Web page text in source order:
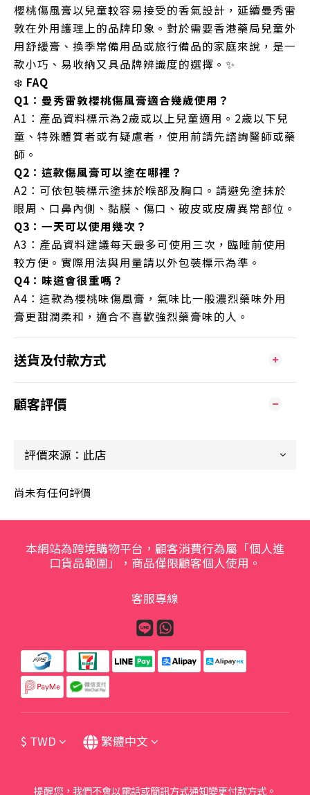
櫻桃傷風膏以兒童較容易接受的香氣設計，延續曼秀雷
敦在外用護理上的品牌印象。對於需要香港藥局兒童外
用舒緩膏、換季常備用品或旅行備品的家庭來說，是一
款小巧、易收納又具品牌辨識度的選擇。✨
❄️ FAQ
Q1：曼秀雷敦櫻桃傷風膏適合幾歲使用？
A1：產品資料標示為2歲或以上兒童適用。2歲以下兒
童、特殊體質者或有疑慮者，使用前請先諮詢醫師或藥
師。
Q2：這款傷風膏可以塗在哪裡？
A2：可依包裝標示塗抹於喉部及胸口。請避免塗抹於
眼周、口鼻內側、黏膜、傷口、破皮或皮膚異常部位。
Q3：一天可以使用幾次？
A3：產品資料建議每天最多可使用三次，臨睡前使用
較方便。實際用法與用量請以外包裝標示為準。
Q4：味道會很重嗎？
A4：這款為櫻桃味傷風膏，氣味比一般濃烈藥味外用
膏更甜潤柔和，適合不喜歡強烈藥膏味的人。
送貨及付款方式
顧客評價
尚未有任何評價
本網站為跨境購物平台，顧客消費行為屬「個人進
口貨品範圍」，商品僅限顧客個人使用。
客服專線
$ TWD 繁體中文
提醒您，我們不會以電話或簡訊方式通知變更付款方式。